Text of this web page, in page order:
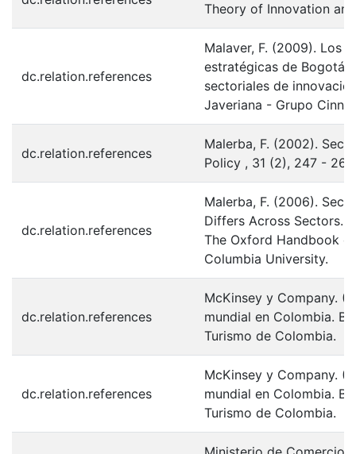
Theory of Innovation
dc.relation.references
Malaver, F. (2009). Los
estratégicas de Bogotá
sectoriales de
Javeriana - Grupo
dc.relation.references
Malerba, F. (2002).
Policy , 31 (2), 247 - 264.
dc.relation.references
Malerba, F. (2006).
Differs Across Sectors.
The Oxford Handbook
Columbia University.
dc.relation.references
McKinsey y Company.
mundial en Colombia.
Turismo de Colombia.
dc.relation.references
McKinsey y Company.
mundial en Colombia.
Turismo de Colombia.